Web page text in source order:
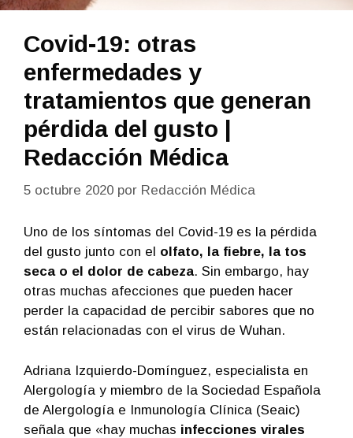
Covid-19: otras
enfermedades y
tratamientos que generan
pérdida del gusto |
Redacción Médica
5 octubre 2020 por Redacción Médica
Uno de los síntomas del Covid-19 es la pérdida
del gusto junto con el olfato, la fiebre, la tos
seca o el dolor de cabeza. Sin embargo, hay
otras muchas afecciones que pueden hacer
perder la capacidad de percibir sabores que no
están relacionadas con el virus de Wuhan.
Adriana Izquierdo-Domínguez, especialista en
Alergología y miembro de la Sociedad Española
de Alergología e Inmunología Clínica (Seaic)
señala que «hay muchas infecciones virales